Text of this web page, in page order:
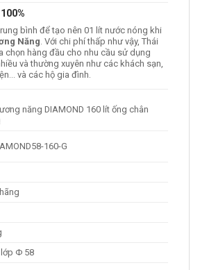
bình để tạo nên 01 lít nước nóng khi
Năng . Với chi phí thấp như vậy, Thái
chọn hàng đầu cho nhu cầu sử dụng
và thường xuyên như các khách sạn,
và các hộ gia đình.
năng DIAMOND 160 lít ống chân
160-G
lớp Φ 58